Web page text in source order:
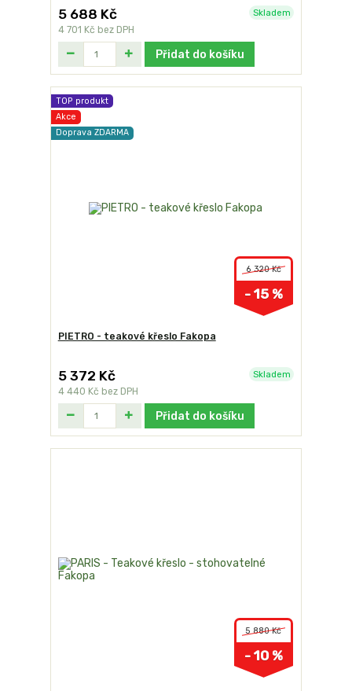
5 688 Kč
4 701 Kč bez DPH
Skladem
Přidat do košíku
TOP produkt
Akce
Doprava ZDARMA
6 320 Kč
- 15 %
PIETRO - teakové křeslo Fakopa
5 372 Kč
4 440 Kč bez DPH
Skladem
Přidat do košíku
5 880 Kč
- 10 %